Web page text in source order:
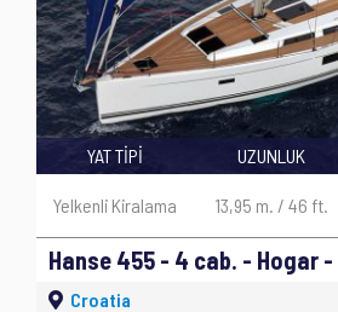
Hanse 455 - 4 cab. - Hogar -
YAT TİPİ
Yelkenli Kiralama
UZUNLUK
13,95 m. / 46 ft.
Croatia